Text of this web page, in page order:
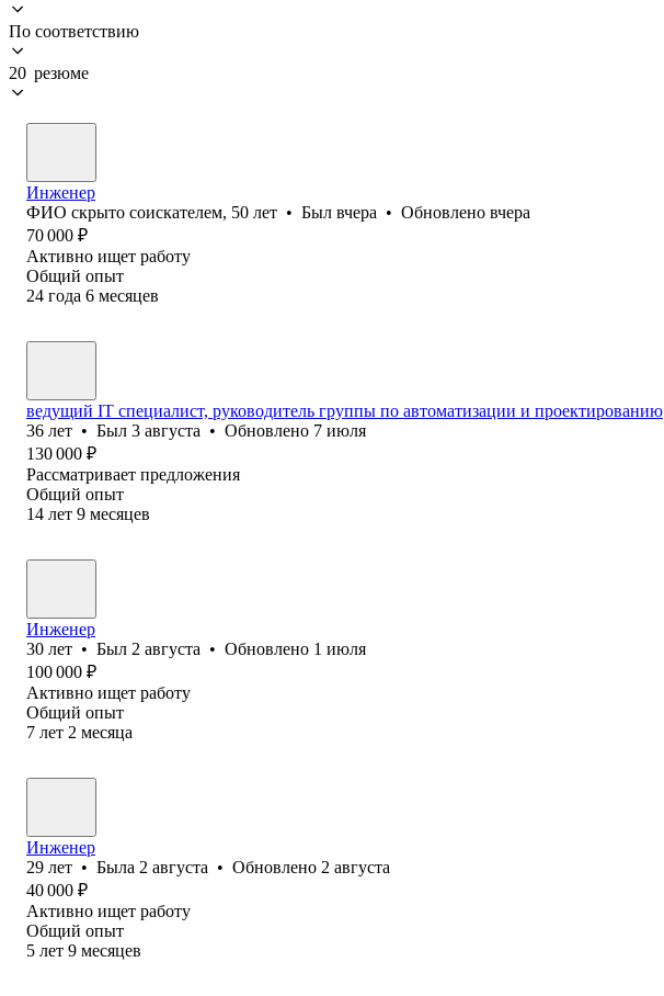
По соответствию
20 резюме
Инженер
ФИО скрыто соискателем, 50 лет • Был вчера • Обновлено вчера
70 000 ₽
Активно ищет работу
Общий опыт
24 года 6 месяцев
ведущий IT специалист, руководитель группы по автоматизации и проектированию
36 лет • Был 3 августа • Обновлено 7 июля
130 000 ₽
Рассматривает предложения
Общий опыт
14 лет 9 месяцев
Инженер
30 лет • Был 2 августа • Обновлено 1 июля
100 000 ₽
Активно ищет работу
Общий опыт
7 лет 2 месяца
Инженер
29 лет • Была 2 августа • Обновлено 2 августа
40 000 ₽
Активно ищет работу
Общий опыт
5 лет 9 месяцев